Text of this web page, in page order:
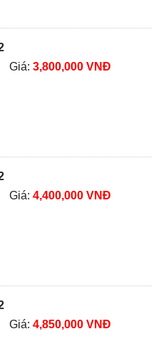
Giá: 3,800,000 VNĐ
Giá: 4,400,000 VNĐ
Giá: 4,850,000 VNĐ